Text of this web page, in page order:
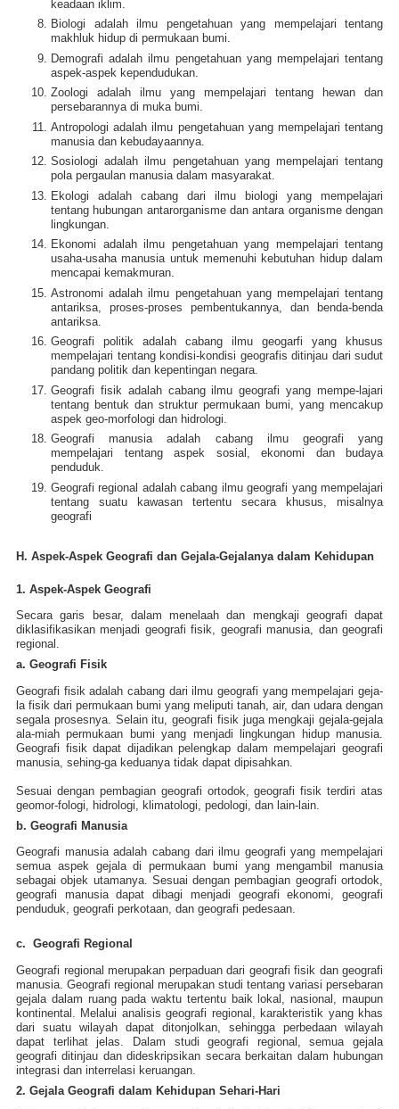
keadaan iklim.
Biologi adalah ilmu pengetahuan yang mempelajari tentang
makhluk hidup di permukaan bumi.
Demografi adalah ilmu pengetahuan yang mempelajari tentang
aspek-aspek kependudukan.
Zoologi adalah ilmu yang mempelajari tentang hewan dan
persebarannya di muka bumi.
Antropologi adalah ilmu pengetahuan yang mempelajari tentang
manusia dan kebudayaannya.
Sosiologi adalah ilmu pengetahuan yang mempelajari tentang
pola pergaulan manusia dalam masyarakat.
Ekologi adalah cabang dari ilmu biologi yang mempelajari
tentang hubungan antarorganisme dan antara organisme dengan
lingkungan.
Ekonomi adalah ilmu pengetahuan yang mempelajari tentang
usaha-usaha manusia untuk memenuhi kebutuhan hidup dalam
mencapai kemakmuran.
Astronomi adalah ilmu pengetahuan yang mempelajari tentang
antariksa, proses-proses pembentukannya, dan benda-benda
antariksa.
Geografi politik adalah cabang ilmu geogarfi yang khusus
mempelajari tentang kondisi-kondisi geografis ditinjau dari sudut
pandang politik dan kepentingan negara.
Geografi fisik adalah cabang ilmu geografi yang mempe-lajari
tentang bentuk dan struktur permukaan bumi, yang mencakup
aspek geo-morfologi dan hidrologi.
Geografi manusia adalah cabang ilmu geografi yang
mempelajari tentang aspek sosial, ekonomi dan budaya
penduduk.
Geografi regional adalah cabang ilmu geografi yang mempelajari
tentang suatu kawasan tertentu secara khusus, misalnya
geografi
H. Aspek-Aspek Geografi dan Gejala-Gejalanya dalam Kehidupan
1. Aspek-Aspek Geografi
Secara garis besar, dalam menelaah dan mengkaji geografi dapat
diklasifikasikan menjadi geografi fisik, geografi manusia, dan geografi
regional.
a. Geografi Fisik
Geografi fisik adalah cabang dari ilmu geografi yang mempelajari geja-
la fisik dari permukaan bumi yang meliputi tanah, air, dan udara dengan
segala prosesnya. Selain itu, geografi fisik juga mengkaji gejala-gejala
ala-miah permukaan bumi yang menjadi lingkungan hidup manusia.
Geografi fisik dapat dijadikan pelengkap dalam mempelajari geografi
manusia, sehing-ga keduanya tidak dapat dipisahkan.
Sesuai dengan pembagian geografi ortodok, geografi fisik terdiri atas
geomor-fologi, hidrologi, klimatologi, pedologi, dan lain-lain.
b. Geografi Manusia
Geografi manusia adalah cabang dari ilmu geografi yang mempelajari
semua aspek gejala di permukaan bumi yang mengambil manusia
sebagai objek utamanya. Sesuai dengan pembagian geografi ortodok,
geografi manusia dapat dibagi menjadi geografi ekonomi, geografi
penduduk, geografi perkotaan, dan geografi pedesaan.
c. Geografi Regional
Geografi regional merupakan perpaduan dari geografi fisik dan geografi
manusia. Geografi regional merupakan studi tentang variasi persebaran
gejala dalam ruang pada waktu tertentu baik lokal, nasional, maupun
kontinental. Melalui analisis geografi regional, karakteristik yang khas
dari suatu wilayah dapat ditonjolkan, sehingga perbedaan wilayah
dapat terlihat jelas. Dalam studi geografi regional, semua gejala
geografi ditinjau dan dideskripsikan secara berkaitan dalam hubungan
integrasi dan interrelasi keruangan.
2. Gejala Geografi dalam Kehidupan Sehari-Hari